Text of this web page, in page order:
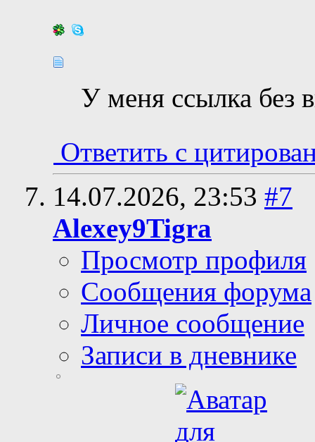
У меня ссылка без
Ответить с
14.07.2026, 23:53 #7
Alexey9Tigra
Просмотр профиля
Сообщения форума
Личное сообщение
Записи в дневнике